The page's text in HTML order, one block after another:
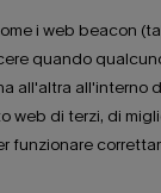
i web beacon
quando
all'altra all'interno
web di terzi, di
funzionare